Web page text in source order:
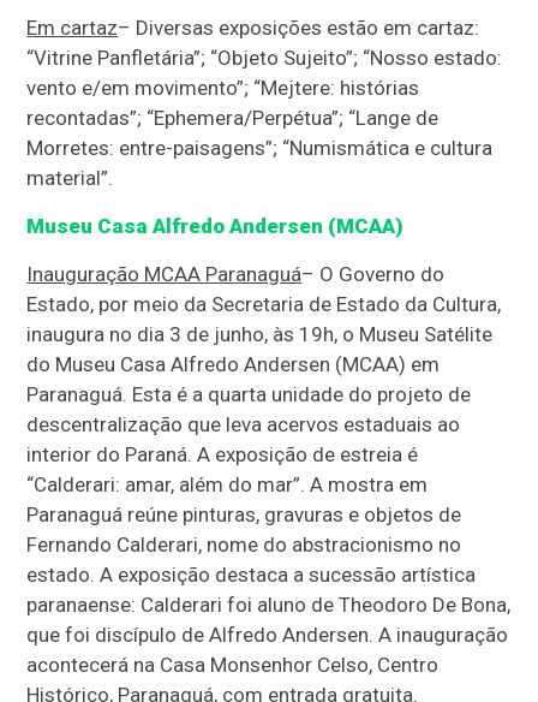
Em cartaz– Diversas exposições estão em cartaz:
“Vitrine Panfletária”; “Objeto Sujeito”; “Nosso estado:
vento e/em movimento”; “Mejtere: histórias
recontadas”; “Ephemera/Perpétua”; “Lange de
Morretes: entre-paisagens”; “Numismática e cultura
material”.
Museu Casa Alfredo Andersen (MCAA)
Inauguração MCAA Paranaguá– O Governo do
Estado, por meio da Secretaria de Estado da Cultura,
inaugura no dia 3 de junho, às 19h, o Museu Satélite
do Museu Casa Alfredo Andersen (MCAA) em
Paranaguá. Esta é a quarta unidade do projeto de
descentralização que leva acervos estaduais ao
interior do Paraná. A exposição de estreia é
“Calderari: amar, além do mar”. A mostra em
Paranaguá reúne pinturas, gravuras e objetos de
Fernando Calderari, nome do abstracionismo no
estado. A exposição destaca a sucessão artística
paranaense: Calderari foi aluno de Theodoro De Bona,
que foi discípulo de Alfredo Andersen. A inauguração
acontecerá na Casa Monsenhor Celso, Centro
Histórico, Paranaguá, com entrada gratuita.